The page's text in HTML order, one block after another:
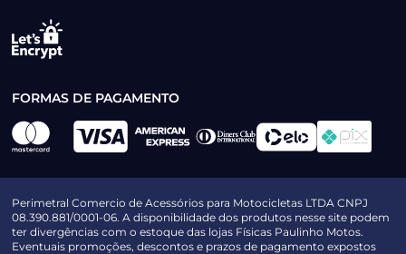
FORMAS DE PAGAMENTO
Perimetral Comercio de Acessórios para Motocicletas LTDA CNPJ
08.390.881/0001-06. A disponibilidade dos produtos nesse site podem
ter divergências com o estoque das lojas Físicas Paulinho Motos.
Eventuais promoções, descontos e prazos de pagamento expostos